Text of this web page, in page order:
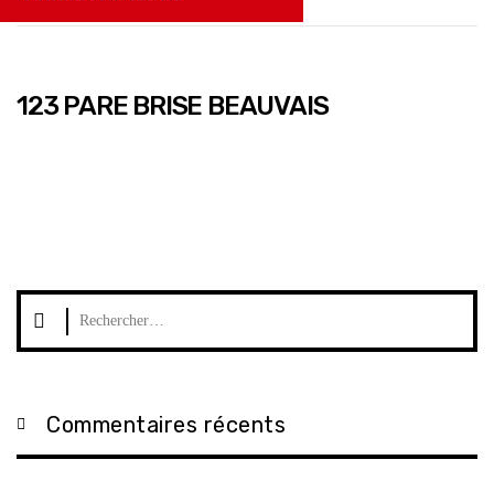
123 PARE BRISE BEAUVAIS
Rechercher :
Commentaires récents